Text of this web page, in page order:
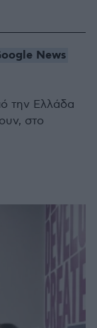
News
την Ελλάδα
στο